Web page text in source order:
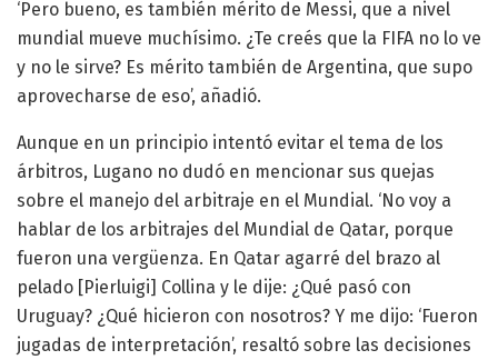
‘Pero bueno, es también mérito de Messi, que a nivel
mundial mueve muchísimo. ¿Te creés que la FIFA no lo ve
y no le sirve? Es mérito también de Argentina, que supo
aprovecharse de eso’, añadió.
Aunque en un principio intentó evitar el tema de los
árbitros, Lugano no dudó en mencionar sus quejas
sobre el manejo del arbitraje en el Mundial. ‘No voy a
hablar de los arbitrajes del Mundial de Qatar, porque
fueron una vergüenza. En Qatar agarré del brazo al
pelado [Pierluigi] Collina y le dije: ¿Qué pasó con
Uruguay? ¿Qué hicieron con nosotros? Y me dijo: ‘Fueron
jugadas de interpretación’, resaltó sobre las decisiones